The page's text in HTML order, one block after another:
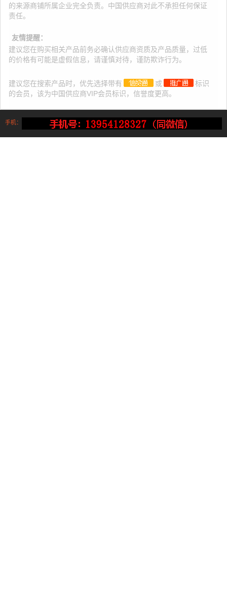
的来源商铺所属企业完全负责。中国供应商对此不承担任何保证
责任。
友情提醒：
建议您在购买相关产品前务必确认供应商资质及产品质量，过低
的价格有可能是虚假信息，请谨慎对待，谨防欺诈行为。
建议您在搜索产品时，优先选择带有 或
标识
的会员，该为中国供应商VIP会员标识，信誉度更高。
手机：